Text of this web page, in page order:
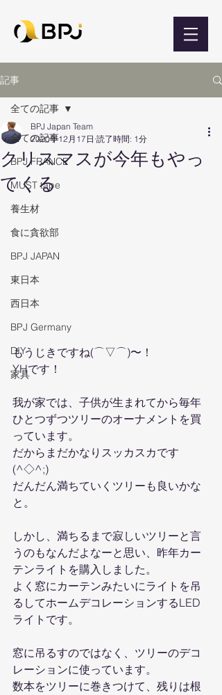
記事
全ての記事
BPJ FRANCE
MUST tape
養生材
食に貪欲部
BPJ JAPAN
東日本
西日本
BPJ Germany
DIY
家具
全ての記事
クリスマスが今年もやっ
てくる
BPJ Japan Team
2020年12月17日 読了時間: 1分
もうじきですね(⌒▽⌒)〜！
YHです！
我が家では、子供が生まれてから毎年
ひとつずつツリーのオーナメントを買
っています。
だからまだかなりスッカスカです
(^◇^;)
だんだん満ちていくツリーも良いかな
と。
しかし、満ちるまで寂しいツリーと言
うのもなんだよなーと思い、昨年カー
テンライトを購入しました。
よく窓にカーテンみたいにライトを吊
るしてホームデコレーションするLED
ライトです。
窓に吊るすのではなく、ツリーのデコ
レーションに使っています。
数本をツリーに巻きつけて、残りは根